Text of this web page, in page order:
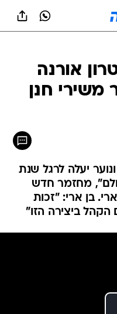
אורנה
משירי חנן
יעלה לרגל שנת
מחזמר חדש
בן ארי: "זכות
ביצירה הזו"